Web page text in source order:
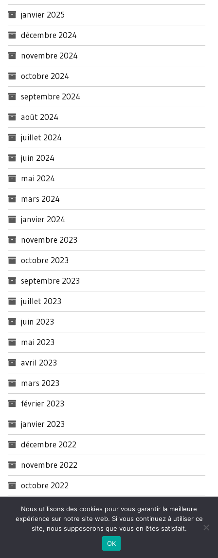
janvier 2025
décembre 2024
novembre 2024
octobre 2024
septembre 2024
août 2024
juillet 2024
juin 2024
mai 2024
mars 2024
janvier 2024
novembre 2023
octobre 2023
septembre 2023
juillet 2023
juin 2023
mai 2023
avril 2023
mars 2023
février 2023
janvier 2023
décembre 2022
novembre 2022
octobre 2022
septembre 2022
août 2022
Nous utilisons des cookies pour vous garantir la meilleure
expérience sur notre site web. Si vous continuez à utiliser ce
site, nous supposerons que vous en êtes satisfait.
OK